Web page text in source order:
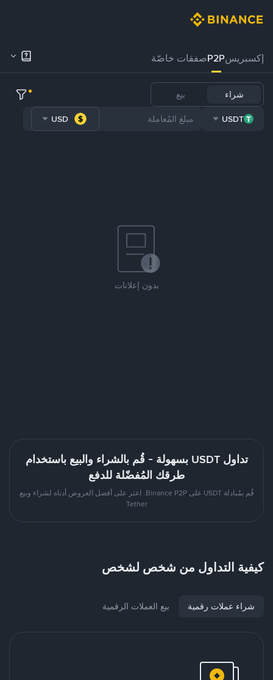
إكسبريسP2Pصفقات خاصّة
شراء بيع
USDT
USD
بدون إعلانات
تداول USDT بسهولة - قُم بالشراء والبيع باستخدام
طرقك المُفضّلة للدفع
قُم بمُبادلة USDT على Binance P2P. اعثر على أفضل العروض أدناه لشراء وبيع
Tether
كيفية التداول من شخص لشخص
شراء عملات رقمية بيع العملات الرقمية